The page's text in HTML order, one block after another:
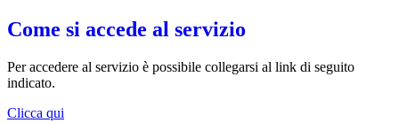
Come si accede al servizio
Per accedere al servizio è possibile collegarsi al link di seguito
indicato.
Clicca qui